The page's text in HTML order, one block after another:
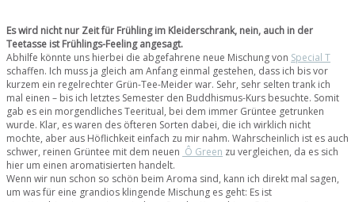
Es wird nicht nur Zeit für Frühling im Kleiderschrank, nein, auch in der
Teetasse ist Frühlings-Feeling angesagt.
Abhilfe könnte uns hierbei die abgefahrene neue Mischung von Special T
schaffen. Ich muss ja gleich am Anfang einmal gestehen, dass ich bis vor
kurzem ein regelrechter Grün-Tee-Meider war. Sehr, sehr selten trank ich
mal einen – bis ich letztes Semester den Buddhismus-Kurs besuchte. Somit
gab es ein morgendliches Teeritual, bei dem immer Grüntee getrunken
wurde. Klar, es waren des öfteren Sorten dabei, die ich wirklich nicht
mochte, aber aus Höflichkeit einfach zu mir nahm. Wahrscheinlich ist es auch
schwer, reinen Grüntee mit dem neuen Ô Green zu vergleichen, da es sich
hier um einen aromatisierten handelt.
Wenn wir nun schon so schön beim Aroma sind, kann ich direkt mal sagen,
um was für eine grandios klingende Mischung es geht: Es ist